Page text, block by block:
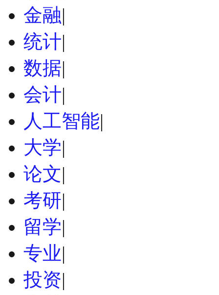
金融|
统计|
数据|
会计|
人工智能|
大学|
论文|
考研|
留学|
专业|
投资|